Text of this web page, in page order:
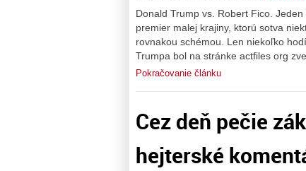
Donald Trump vs. Robert Fico.
premier malej krajiny, ktorú sotva
rovnakou schémou. Len niekoľko
Trumpa bol na stránke actfiles org
Pokračovanie článku
Cez deň pečie
hejterské